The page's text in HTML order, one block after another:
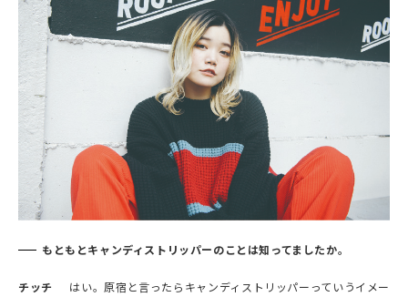
もともとキャンディストリッパーのことは知ってましたか。
チッチ
はい。原宿と言ったらキャンディストリッパーっていうイメー